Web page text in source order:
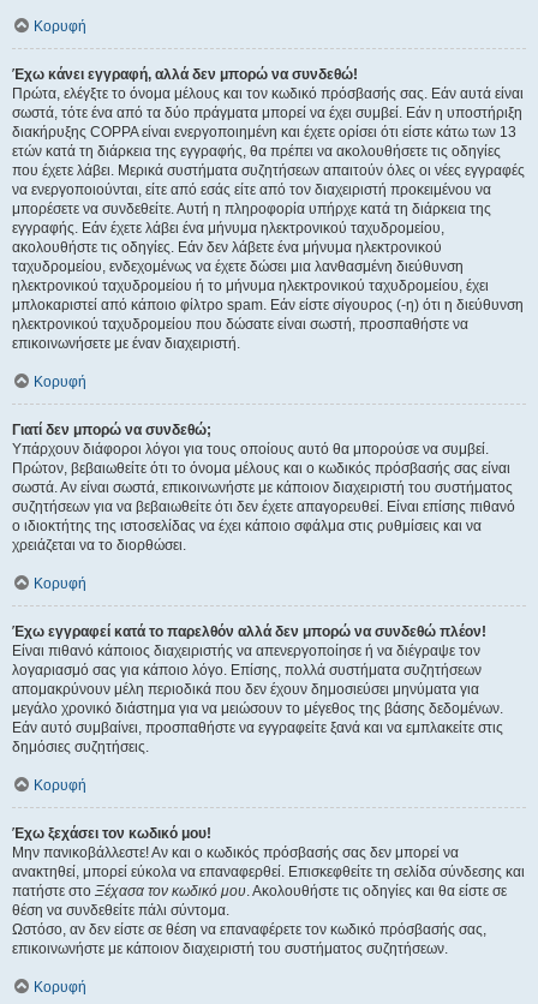
Κορυφή
Έχω κάνει εγγραφή, αλλά δεν μπορώ να συνδεθώ!
Πρώτα, ελέγξτε το όνομα μέλους και τον κωδικό πρόσβασής σας. Εάν αυτά είναι
σωστά, τότε ένα από τα δύο πράγματα μπορεί να έχει συμβεί. Εάν η υποστήριξη
διακήρυξης COPPA είναι ενεργοποιημένη και έχετε ορίσει ότι είστε κάτω των 13
ετών κατά τη διάρκεια της εγγραφής, θα πρέπει να ακολουθήσετε τις οδηγίες
που έχετε λάβει. Μερικά συστήματα συζητήσεων απαιτούν όλες οι νέες εγγραφές
να ενεργοποιούνται, είτε από εσάς είτε από τον διαχειριστή προκειμένου να
μπορέσετε να συνδεθείτε. Αυτή η πληροφορία υπήρχε κατά τη διάρκεια της
εγγραφής. Εάν έχετε λάβει ένα μήνυμα ηλεκτρονικού ταχυδρομείου,
ακολουθήστε τις οδηγίες. Εάν δεν λάβετε ένα μήνυμα ηλεκτρονικού
ταχυδρομείου, ενδεχομένως να έχετε δώσει μια λανθασμένη διεύθυνση
ηλεκτρονικού ταχυδρομείου ή το μήνυμα ηλεκτρονικού ταχυδρομείου, έχει
μπλοκαριστεί από κάποιο φίλτρο spam. Εάν είστε σίγουρος (-η) ότι η διεύθυνση
ηλεκτρονικού ταχυδρομείου που δώσατε είναι σωστή, προσπαθήστε να
επικοινωνήσετε με έναν διαχειριστή.
Κορυφή
Γιατί δεν μπορώ να συνδεθώ;
Υπάρχουν διάφοροι λόγοι για τους οποίους αυτό θα μπορούσε να συμβεί.
Πρώτον, βεβαιωθείτε ότι το όνομα μέλους και ο κωδικός πρόσβασής σας είναι
σωστά. Αν είναι σωστά, επικοινωνήστε με κάποιον διαχειριστή του συστήματος
συζητήσεων για να βεβαιωθείτε ότι δεν έχετε απαγορευθεί. Είναι επίσης πιθανό
ο ιδιοκτήτης της ιστοσελίδας να έχει κάποιο σφάλμα στις ρυθμίσεις και να
χρειάζεται να το διορθώσει.
Κορυφή
Έχω εγγραφεί κατά το παρελθόν αλλά δεν μπορώ να συνδεθώ πλέον!
Είναι πιθανό κάποιος διαχειριστής να απενεργοποίησε ή να διέγραψε τον
λογαριασμό σας για κάποιο λόγο. Επίσης, πολλά συστήματα συζητήσεων
απομακρύνουν μέλη περιοδικά που δεν έχουν δημοσιεύσει μηνύματα για
μεγάλο χρονικό διάστημα για να μειώσουν το μέγεθος της βάσης δεδομένων.
Εάν αυτό συμβαίνει, προσπαθήστε να εγγραφείτε ξανά και να εμπλακείτε στις
δημόσιες συζητήσεις.
Κορυφή
Έχω ξεχάσει τον κωδικό μου!
Μην πανικοβάλλεστε! Αν και ο κωδικός πρόσβασής σας δεν μπορεί να
ανακτηθεί, μπορεί εύκολα να επαναφερθεί. Επισκεφθείτε τη σελίδα σύνδεσης και
πατήστε στο Ξέχασα τον κωδικό μου. Ακολουθήστε τις οδηγίες και θα είστε σε
θέση να συνδεθείτε πάλι σύντομα.
Ωστόσο, αν δεν είστε σε θέση να επαναφέρετε τον κωδικό πρόσβασής σας,
επικοινωνήστε με κάποιον διαχειριστή του συστήματος συζητήσεων.
Κορυφή